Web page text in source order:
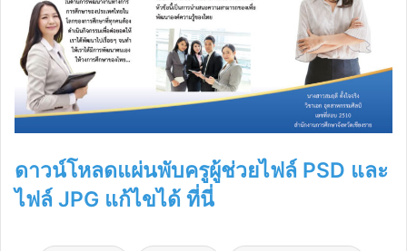
ดาวน์โหลดแผ่นพับครูผู้ช่วยไฟล์ PSD และ
ไฟล์ JPG แก้ไขได้ ที่นี่